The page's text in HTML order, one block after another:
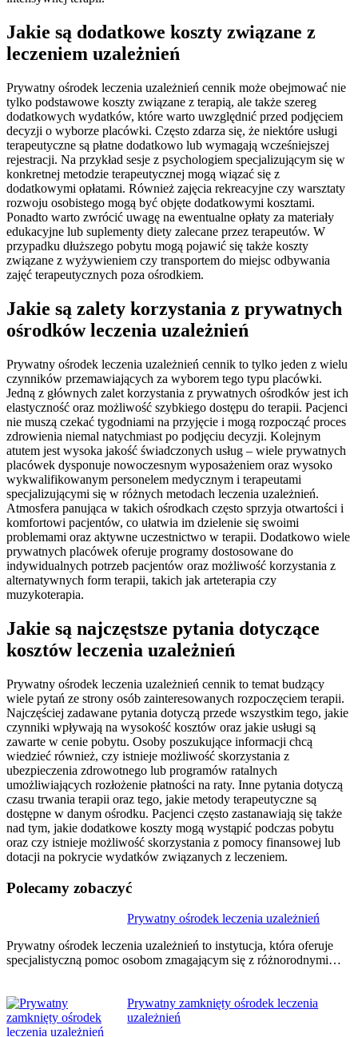
Jakie są dodatkowe koszty związane z
leczeniem uzależnień
Prywatny ośrodek leczenia uzależnień cennik może obejmować nie
tylko podstawowe koszty związane z terapią, ale także szereg
dodatkowych wydatków, które warto uwzględnić przed podjęciem
decyzji o wyborze placówki. Często zdarza się, że niektóre usługi
terapeutyczne są płatne dodatkowo lub wymagają wcześniejszej
rejestracji. Na przykład sesje z psychologiem specjalizującym się w
konkretnej metodzie terapeutycznej mogą wiązać się z
dodatkowymi opłatami. Również zajęcia rekreacyjne czy warsztaty
rozwoju osobistego mogą być objęte dodatkowymi kosztami.
Ponadto warto zwrócić uwagę na ewentualne opłaty za materiały
edukacyjne lub suplementy diety zalecane przez terapeutów. W
przypadku dłuższego pobytu mogą pojawić się także koszty
związane z wyżywieniem czy transportem do miejsc odbywania
zajęć terapeutycznych poza ośrodkiem.
Jakie są zalety korzystania z prywatnych
ośrodków leczenia uzależnień
Prywatny ośrodek leczenia uzależnień cennik to tylko jeden z wielu
czynników przemawiających za wyborem tego typu placówki.
Jedną z głównych zalet korzystania z prywatnych ośrodków jest ich
elastyczność oraz możliwość szybkiego dostępu do terapii. Pacjenci
nie muszą czekać tygodniami na przyjęcie i mogą rozpocząć proces
zdrowienia niemal natychmiast po podjęciu decyzji. Kolejnym
atutem jest wysoka jakość świadczonych usług – wiele prywatnych
placówek dysponuje nowoczesnym wyposażeniem oraz wysoko
wykwalifikowanym personelem medycznym i terapeutami
specjalizującymi się w różnych metodach leczenia uzależnień.
Atmosfera panująca w takich ośrodkach często sprzyja otwartości i
komfortowi pacjentów, co ułatwia im dzielenie się swoimi
problemami oraz aktywne uczestnictwo w terapii. Dodatkowo wiele
prywatnych placówek oferuje programy dostosowane do
indywidualnych potrzeb pacjentów oraz możliwość korzystania z
alternatywnych form terapii, takich jak arteterapia czy
muzykoterapia.
Jakie są najczęstsze pytania dotyczące
kosztów leczenia uzależnień
Prywatny ośrodek leczenia uzależnień cennik to temat budzący
wiele pytań ze strony osób zainteresowanych rozpoczęciem terapii.
Najczęściej zadawane pytania dotyczą przede wszystkim tego, jakie
czynniki wpływają na wysokość kosztów oraz jakie usługi są
zawarte w cenie pobytu. Osoby poszukujące informacji chcą
wiedzieć również, czy istnieje możliwość skorzystania z
ubezpieczenia zdrowotnego lub programów ratalnych
umożliwiających rozłożenie płatności na raty. Inne pytania dotyczą
czasu trwania terapii oraz tego, jakie metody terapeutyczne są
dostępne w danym ośrodku. Pacjenci często zastanawiają się także
nad tym, jakie dodatkowe koszty mogą wystąpić podczas pobytu
oraz czy istnieje możliwość skorzystania z pomocy finansowej lub
dotacji na pokrycie wydatków związanych z leczeniem.
Polecamy zobaczyć
Prywatny ośrodek leczenia uzależnień
Prywatny ośrodek leczenia uzależnień to instytucja, która oferuje
specjalistyczną pomoc osobom zmagającym się z różnorodnymi…
Prywatny zamknięty ośrodek leczenia
uzależnień
wpisu